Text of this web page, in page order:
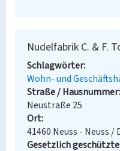
Nudelfabrik C. & F.
Schlagwörter
Wohn- und
Straße / Hausnummer
Neustraße 25
Ort
41460 Neuss - Neuss /
Gesetzlich